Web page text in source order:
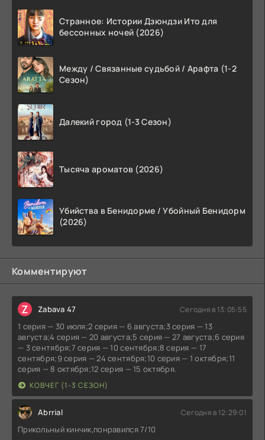
Странное: Истории Дзюндзи Ито для
бессонных ночей (2026)
Между / Связанные судьбой / Арафта (1-2
Сезон)
Далекий город (1-3 Сезон)
Тысяча ароматов (2026)
Убийства в Бенидорме / Убойный Бенидорм
(2026)
Комментируют
Z Zabava 47 Сегодня в 13:05:55
1 серия — 30 июля;2 серия — 6 августа;3 серия — 13
августа;4 серия — 20 августа;5 серия — 27 августа;6 серия
— 3 сентября;7 серия — 10 сентября;8 серия — 17
сентября;9 серия — 24 сентября;10 серия — 1 октября;11
серия — 8 октября;12 серия — 15 октября.
КОВЧЕГ (1-3 СЕЗОН)
Abrrial Сегодня в 12:29:01
Прикольный кинчик,понравился 7/10